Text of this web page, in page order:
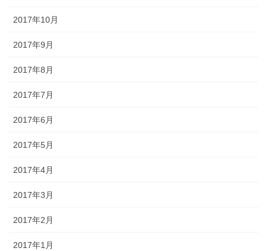
2017年10月
2017年9月
2017年8月
2017年7月
2017年6月
2017年5月
2017年4月
2017年3月
2017年2月
2017年1月